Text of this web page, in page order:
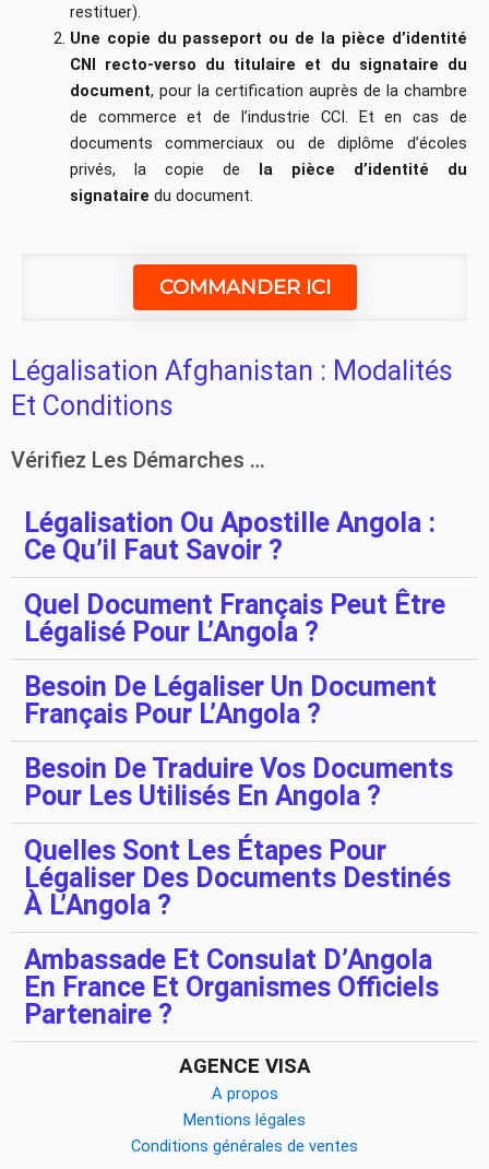
restituer).
Une copie du passeport ou de la pièce d’identité
CNI recto-verso du titulaire et du signataire du
document, pour la certification auprès de la chambre
de commerce et de l’industrie CCI. Et en cas de
documents commerciaux ou de diplôme d’écoles
privés, la copie de la pièce d’identité du
signataire du document.
COMMANDER ICI
Légalisation Afghanistan : Modalités
Et Conditions
Vérifiez Les Démarches …
Légalisation Ou Apostille Angola :
Ce Qu’il Faut Savoir ?
Quel Document Français Peut Être
Légalisé Pour L’Angola ?
Besoin De Légaliser Un Document
Français Pour L’Angola ?
Besoin De Traduire Vos Documents
Pour Les Utilisés En Angola ?
Quelles Sont Les Étapes Pour
Légaliser Des Documents Destinés
À L’Angola ?
Ambassade Et Consulat D’Angola
En France Et Organismes Officiels
Partenaire ?
AGENCE VISA
A propos
Mentions légales
Conditions générales de ventes